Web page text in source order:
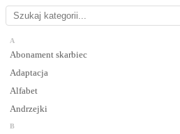
A
Abonament skarbiec
Adaptacja
Alfabet
Andrzejki
B